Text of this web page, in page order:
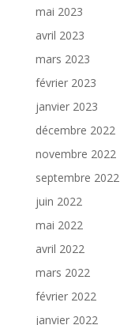
mai 2023
avril 2023
mars 2023
février 2023
janvier 2023
décembre 2022
novembre 2022
septembre 2022
juin 2022
mai 2022
avril 2022
mars 2022
février 2022
janvier 2022